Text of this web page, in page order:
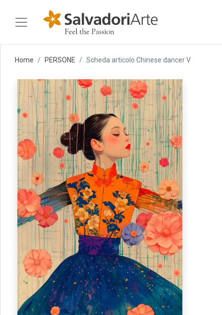
Home PERSONE Scheda articolo Chinese dancer V